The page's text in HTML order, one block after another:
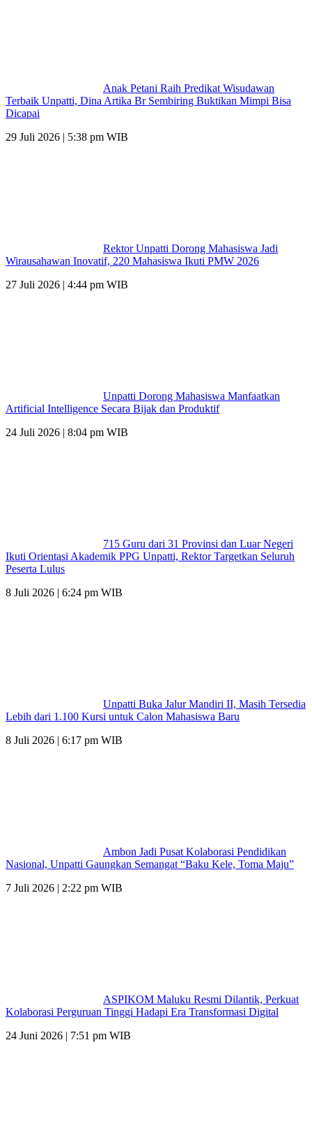
Anak Petani Raih Predikat Wisudawan
Terbaik Unpatti, Dina Artika Br Sembiring Buktikan Mimpi Bisa
Dicapai
29 Juli 2026 | 5:38 pm WIB
Rektor Unpatti Dorong Mahasiswa Jadi
Wirausahawan Inovatif, 220 Mahasiswa Ikuti PMW 2026
27 Juli 2026 | 4:44 pm WIB
Unpatti Dorong Mahasiswa Manfaatkan
Artificial Intelligence Secara Bijak dan Produktif
24 Juli 2026 | 8:04 pm WIB
715 Guru dari 31 Provinsi dan Luar Negeri
Ikuti Orientasi Akademik PPG Unpatti, Rektor Targetkan Seluruh
Peserta Lulus
8 Juli 2026 | 6:24 pm WIB
Unpatti Buka Jalur Mandiri II, Masih Tersedia
Lebih dari 1.100 Kursi untuk Calon Mahasiswa Baru
8 Juli 2026 | 6:17 pm WIB
Ambon Jadi Pusat Kolaborasi Pendidikan
Nasional, Unpatti Gaungkan Semangat “Baku Kele, Toma Maju”
7 Juli 2026 | 2:22 pm WIB
ASPIKOM Maluku Resmi Dilantik, Perkuat
Kolaborasi Perguruan Tinggi Hadapi Era Transformasi Digital
24 Juni 2026 | 7:51 pm WIB